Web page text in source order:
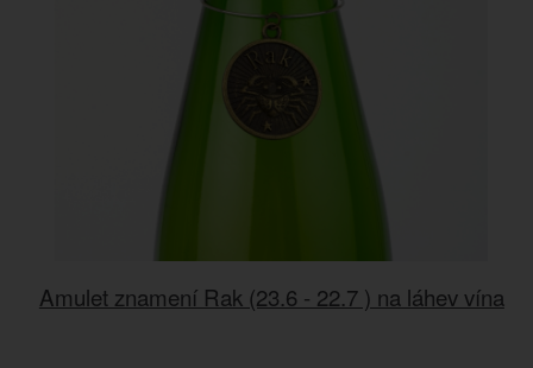
Amulet znamení Rak (23.6 - 22.7 ) na láhev vína